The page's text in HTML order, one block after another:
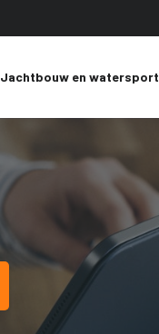
Jachtbouw en watersport